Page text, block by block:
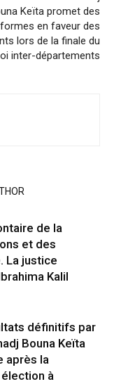
Keïta promet des
en faveur des
lors de la finale du
inter-départements
de la
et des
La justice
Kalil
définitifs par
Bouna Keïta
après la
à